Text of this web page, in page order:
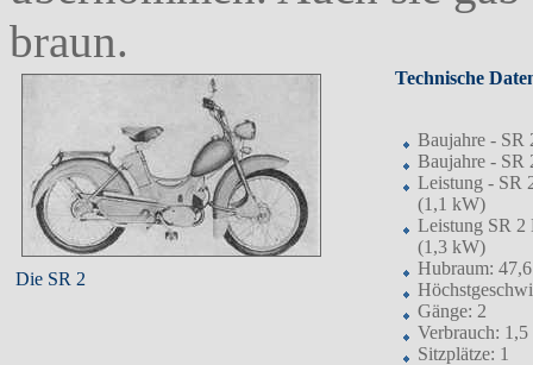
braun.
Die SR 2
Technische
Baujahre - SR
Baujahre - SR
Leistung - SR
(1,1 kW)
Leistung SR 2
(1,3 kW)
Hubraum:
Gänge: 2
Verbrauch:
Sitzplätze: 1